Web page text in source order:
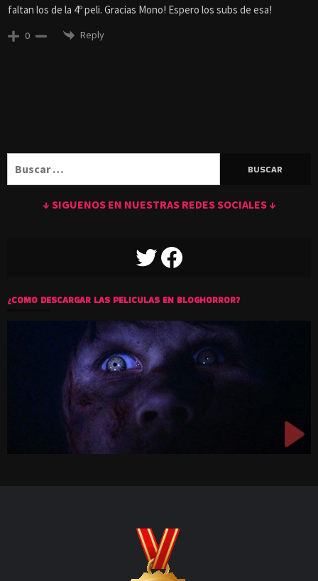
faltan los de la 4º peli. Gracias Mono! Espero los subs de esa!
0 Reply
↓ SIGUENOS EN NUESTRAS REDES SOCIALES ↓
TWITTERFACEBOOK
¿COMO DESCARGAR LAS PELICULAS EN BLOGHORROR?